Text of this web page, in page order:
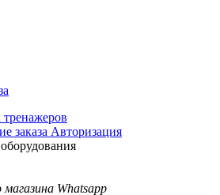
заказа Авторизация